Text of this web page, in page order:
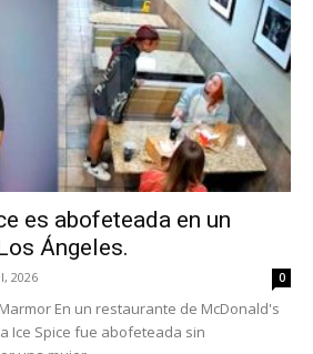
es abofeteada en un
Ángeles.
2026 0
En un restaurante de McDonald's
Ice Spice fue abofeteada sin